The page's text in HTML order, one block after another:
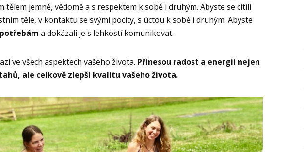
tělem jemně, vědomě a s respektem k sobě i druhým. Abyste se cítili
těle, v kontaktu se svými pocity, s úctou k sobě i druhým. Abyste
a dokázali je s lehkostí komunikovat.
ve všech aspektech vašeho života. Přinesou radost a energii nejen
ale celkově zlepší kvalitu vašeho života.